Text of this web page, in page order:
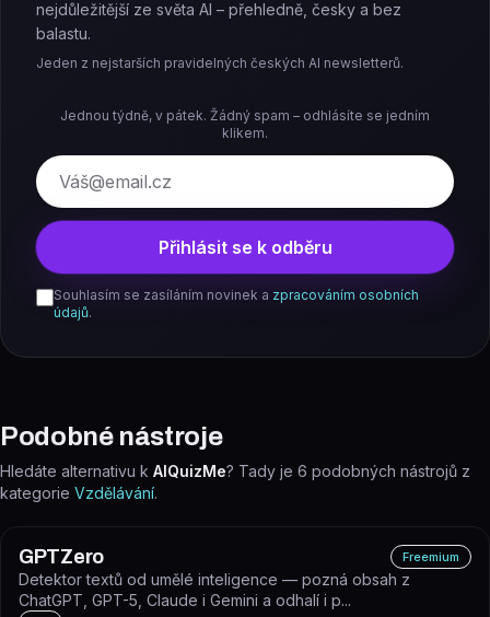
nejdůležitější ze světa AI – přehledně, česky a bez
balastu.
Jeden z nejstarších pravidelných českých AI newsletterů.
Jednou týdně, v pátek. Žádný spam – odhlásíte se jedním
klikem.
E-mail
Přihlásit se k odběru
Souhlasím se zasíláním novinek a zpracováním osobních
údajů.
Podobné nástroje
Hledáte alternativu k AIQuizMe? Tady je 6 podobných nástrojů z
kategorie Vzdělávání.
GPTZero Freemium
Detektor textů od umělé inteligence — pozná obsah z
ChatGPT, GPT-5, Claude i Gemini a odhalí i p...